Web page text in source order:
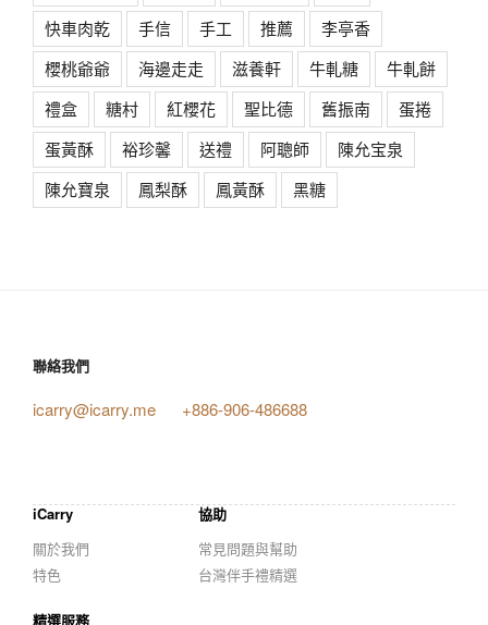
快車肉乾
手信 手工 推薦
李亭香
櫻桃爺爺
海邊走走 滋養軒 牛軋糖
牛軋餅
禮盒
糖村 紅櫻花 聖比德 舊振南
蛋捲
蛋黃酥
裕珍馨 送禮 阿聰師
陳允宝泉
陳允寶泉
鳳梨酥 鳳黃酥 黑糖
聯絡我們
icarry@icarry.me +886-906-486688
iCarry
關於我們
特色
協助
常見問題與幫助
台灣伴手禮精選
精選服務